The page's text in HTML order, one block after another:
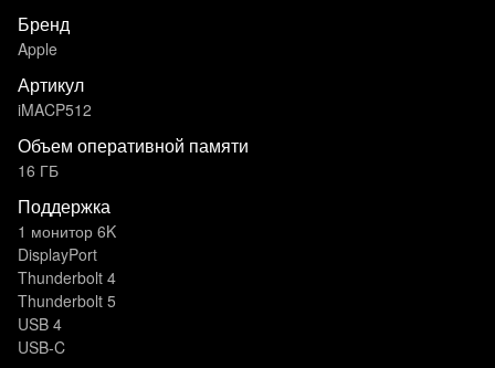
Бренд
Apple
Артикул
iMACP512
Объем оперативной памяти
16 ГБ
Поддержка
1 монитор 6K
DisplayPort
Thunderbolt 4
Thunderbolt 5
USB 4
USB-C